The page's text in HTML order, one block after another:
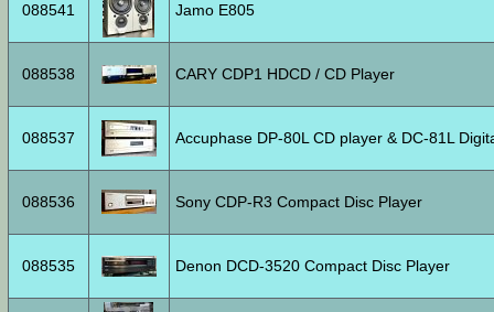
088541 Jamo E805
088538 CARY CDP1 HDCD / CD Player
088537 Accuphase DP-80L CD player & DC-81L
088536 Sony CDP-R3 Compact Disc Player
088535 Denon DCD-3520 Compact Disc Player